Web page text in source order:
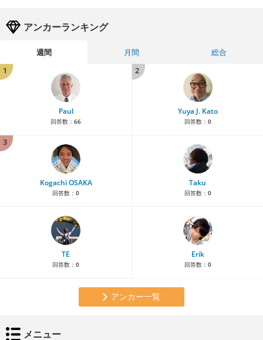
アンカーランキング
週間 月間
総合
1
Paul
回答数： 66
2
Yuya J. Kato
回答数： 0
3
Kogachi OSAKA
回答数： 0
Taku
回答数： 0
TE
回答数： 0
Erik
回答数： 0
アンカー一覧
メニュー